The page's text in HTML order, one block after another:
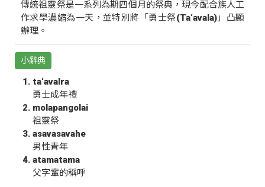
傳統祖靈祭是一系列為期四個月的祭典，現今配合族人工
作求學濃縮為一天，並特別將「勇士祭(Ta‘avala)」凸顯
辦理。
小辭典
ta‘avalra
勇士成年禮
molapangolai
祖靈祭
asavasavahe
男性青年
atamatama
父字輩的稱呼